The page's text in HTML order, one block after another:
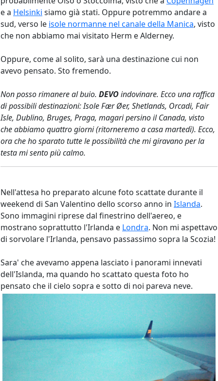
e a Helsinki siamo già stati. Oppure potremmo andare a
sud, verso le isole normanne nel canale della Manica, visto
che non abbiamo mai visitato Herm e Alderney.
Oppure, come al solito, sarà una destinazione cui non
avevo pensato. Sto fremendo.
Non posso rimanere al buio. DEVOindovinare. Ecco una raffica
di possibili destinazioni: Isole Fær Øer, Shetlands, Orcadi, Fair
Isle, Dublino, Bruges, Praga, magari persino il Canada, visto
che abbiamo quattro giorni (ritorneremo a casa martedì). Ecco,
ora che ho sparato tutte le possibilità che mi giravano per la
testa mi sento più calmo.
Nell'attesa ho preparato alcune foto scattate durante il
weekend di San Valentino dello scorso anno in Islanda.
Sono immagini riprese dal finestrino dell'aereo, e
mostrano soprattutto l'Irlanda e Londra. Non mi aspettavo
di sorvolare l'Irlanda, pensavo passassimo sopra la Scozia!
Sara' che avevamo appena lasciato i panorami innevati
dell'Islanda, ma quando ho scattato questa foto ho
pensato che il cielo sopra e sotto di noi pareva neve.